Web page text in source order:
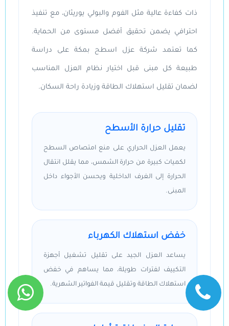
ذات كفاءة عالية مثل الفوم والبولي يوريثان، مع تنفيذ
احترافي يضمن تحقيق أفضل مستوى من الحماية.
كما تعتمد شركة عزل اسطح بمكة على دراسة
طبيعة كل مبنى قبل اختيار نظام العزل المناسب
لضمان تقليل استهلاك الطاقة وزيادة راحة السكان.
تقليل حرارة الأسطح
يعمل العزل الحراري على منع امتصاص السطح
لكميات كبيرة من حرارة الشمس، مما يقلل انتقال
الحرارة إلى الغرف الداخلية ويحسن الأجواء داخل
المبنى.
خفض استهلاك الكهرباء
يساعد العزل الجيد على تقليل تشغيل أجهزة
التكييف لفترات طويلة، مما يساهم في خفض
استهلاك الطاقة وتقليل قيمة الفواتير الشهرية.